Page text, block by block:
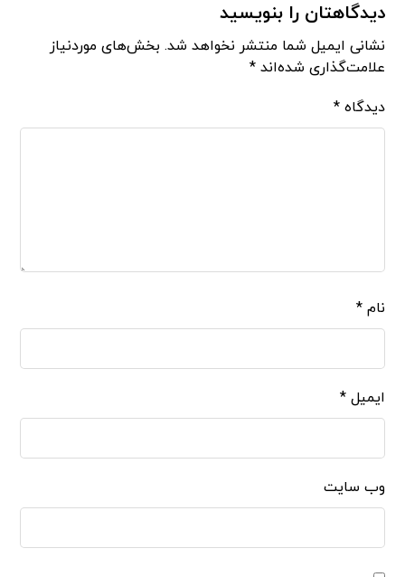
دیدگاهتان را بنویسید
نشانی ایمیل شما منتشر نخواهد شد. بخش‌های موردنیاز
علامت‌گذاری شده‌اند*
دیدگاه*
نام*
ایمیل*
وب‌ سایت